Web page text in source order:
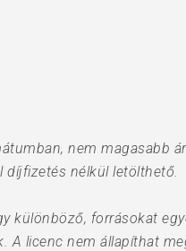
nem magasabb
díjfizetés nélkül letölthető.
különböző, forrásokat
A licenc nem állapíthat